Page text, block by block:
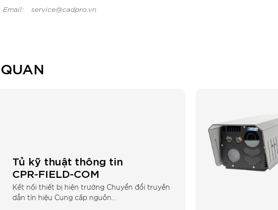
service@cadpro.vn
Tủ kỹ thuật thông tin
CPR-FIELD-COM
Kết nối thiết bị hiện trường Chuyển đổi truyền
dẫn tín hiệu Cung cấp nguồn…